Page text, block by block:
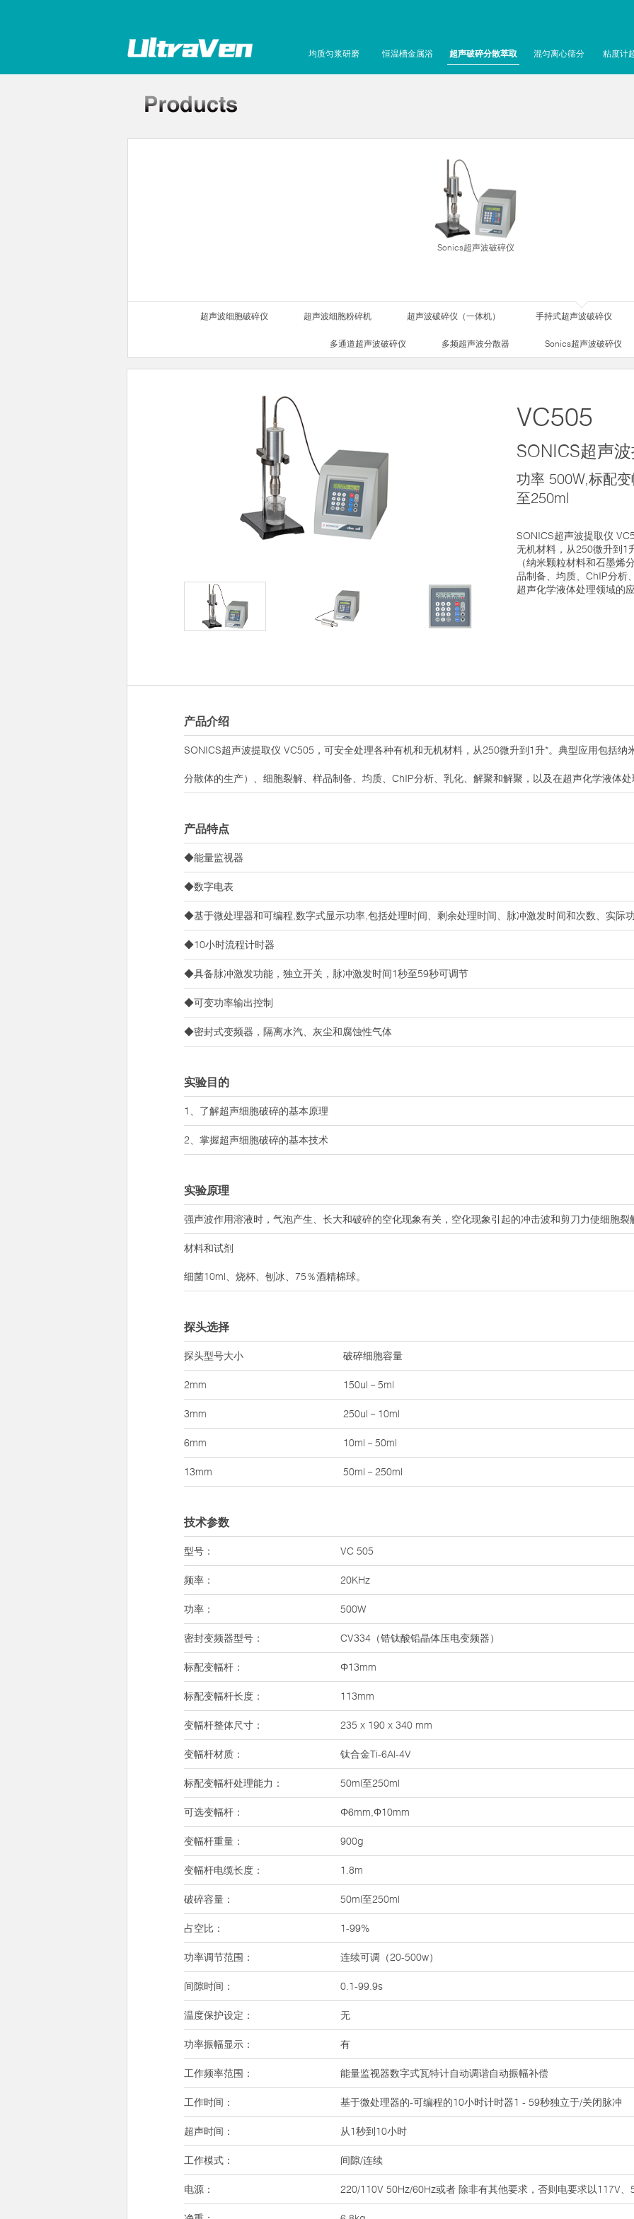
均质匀浆研磨 恒温槽金属浴 超声破碎分散萃取 混匀离心筛分 粘度计
Sonics超声波破碎仪
超声波细胞破碎仪 超声波细胞粉碎机 超声波破碎仪（一体机） 手持式超声波破碎仪
多通道超声波破碎仪 多频超声波分散器 Sonics超声波破碎仪
VC505
SONICS超声
功率 500W,标配
至250ml
SONICS超声波提取仪
无机材料，从250微升到1
（纳米颗粒材料和石墨烯
品制备、均质、ChIP分析
超声化学液体处理领域的
产品介绍
SONICS超声波提取仪 VC505，可安全处理各种有机和无机材料，从250微升到1升*。典型应用包括纳
分散体的生产）、细胞裂解、样品制备、均质、ChIP分析、乳化、解聚和解聚，以及在超声化学液体
产品特点
◆能量监视器
◆数字电表
◆基于微处理器和可编程,数字式显示功率,包括处理时间、剩余处理时间、脉冲激发时间和次数、实际
◆10小时流程计时器
◆具备脉冲激发功能，独立开关，脉冲激发时间1秒至59秒可调节
◆可变功率输出控制
◆密封式变频器，隔离水汽、灰尘和腐蚀性气体
实验目的
1、了解超声细胞破碎的基本原理
2、掌握超声细胞破碎的基本技术
实验原理
强声波作用溶液时，气泡产生、长大和破碎的空化现象有关，空化现象引起的冲击波和剪刀力使细胞裂
材料和试剂
细菌10ml、烧杯、刨冰、75％酒精棉球。
探头选择
探头型号大小 破碎细胞容量
2mm 150ul－5ml
3mm 250ul－10ml
6mm 10ml－50ml
13mm 50ml－250ml
技术参数
型号： VC 505
频率： 20KHz
功率： 500W
密封变频器型号： CV334（锆钛酸铅晶体压电变频器）
标配变幅杆： Φ13mm
标配变幅杆长度： 113mm
变幅杆整体尺寸： 235 x 190 x 340 mm
变幅杆材质： 钛合金Ti-6Al-4V
标配变幅杆处理能力： 50ml至250ml
可选变幅杆： Φ6mm,Φ10mm
变幅杆重量： 900g
变幅杆电缆长度： 1.8m
破碎容量： 50ml至250ml
占空比： 1-99%
功率调节范围： 连续可调（20-500w）
间隙时间： 0.1-99.9s
温度保护设定： 无
功率振幅显示： 有
工作频率范围： 能量监视器数字式瓦特计自动调谐自动振幅补偿
工作时间： 基于微处理器的-可编程的10小时计时器1 - 59秒独立于/关闭脉冲
超声时间： 从1秒到10小时
工作模式： 间隙/连续
电源： 220/110V 50Hz/60Hz或者 除非有其他要求，否则电要求以117V、